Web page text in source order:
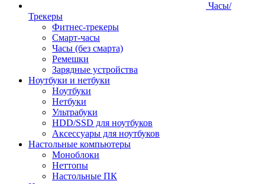
Часы/
Трекеры
Фитнес-трекеры
Смарт-часы
Часы (без смарта)
Ремешки
Зарядные устройства
Ноутбуки и нетбуки
Ноутбуки
Нетбуки
Ультрабуки
HDD/SSD для ноутбуков
Аксессуары для ноутбуков
Настольные компьютеры
Моноблоки
Неттопы
Настольные ПК